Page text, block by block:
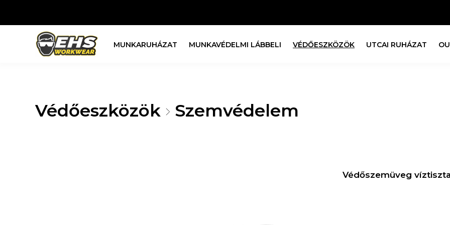
MUNKARUHÁZAT MUNKAVÉDELMI LÁBBELI VÉDŐESZKÖZÖK UTCAI RUHÁZAT
Védőeszközök Szemvédelem
Védőszemüveg